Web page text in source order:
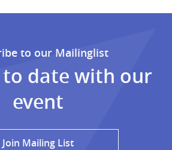
to our Mailinglist
to date with our
event
Join Mailing List